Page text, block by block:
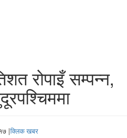
रोपाइँ सम्पन्न,
|क्लिक खबर